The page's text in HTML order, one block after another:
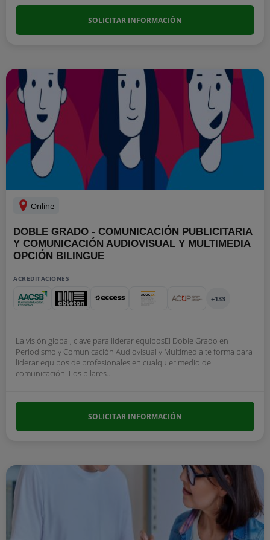
SOLICITAR INFORMACIÓN
Online
DOBLE GRADO - COMUNICACIÓN PUBLICITARIA
Y COMUNICACIÓN AUDIOVISUAL Y MULTIMEDIA
OPCIÓN BILINGUE
ACREDITACIONES
+133
La visión global, clave para liderar equiposEl Doble Grado en
Periodismo y Comunicación Audiovisual y Multimedia te forma para
liderar equipos de profesionales en cualquier medio de
comunicación. Los pilares...
SOLICITAR INFORMACIÓN